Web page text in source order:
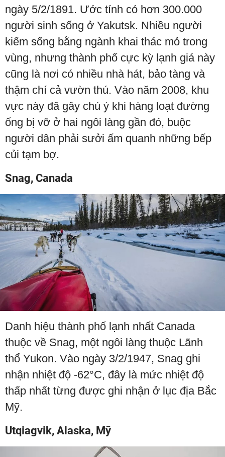
ngày 5/2/1891. Ước tính có hơn 300.000
người sinh sống ở Yakutsk. Nhiều người
kiếm sống bằng ngành khai thác mỏ trong
vùng, nhưng thành phố cực kỳ lạnh giá này
cũng là nơi có nhiều nhà hát, bảo tàng và
thậm chí cả vườn thú. Vào năm 2008, khu
vực này đã gây chú ý khi hàng loạt đường
ống bị vỡ ở hai ngôi làng gần đó, buộc
người dân phải sưởi ấm quanh những bếp
củi tạm bợ.
Snag, Canada
Danh hiệu thành phố lạnh nhất Canada
thuộc về Snag, một ngôi làng thuộc Lãnh
thổ Yukon. Vào ngày 3/2/1947, Snag ghi
nhận nhiệt độ -62°C, đây là mức nhiệt độ
thấp nhất từng được ghi nhận ở lục địa Bắc
Mỹ.
Utqiagvik, Alaska, Mỹ